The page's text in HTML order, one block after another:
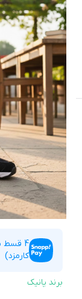
کارمزد)
برند پانیک